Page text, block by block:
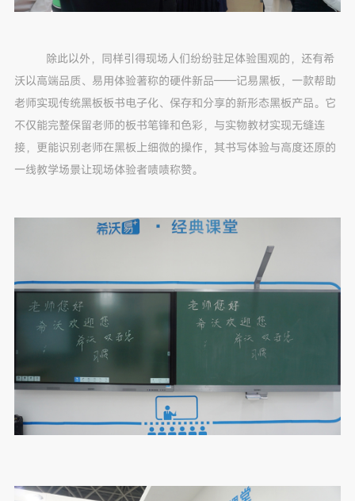
除此以外，同样引得现场人们纷纷驻足体验围观的，还有希
沃以高端品质、易用体验著称的硬件新品——记易黑板，一款帮助
老师实现传统黑板板书电子化、保存和分享的新形态黑板产品。它
不仅能完整保留老师的板书笔锋和色彩，与实物教材实现无缝连
接，更能识别老师在黑板上细微的操作，其书写体验与高度还原的
一线教学场景让现场体验者啧啧称赞。